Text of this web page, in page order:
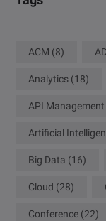
ACM (8)
Analytics (18)
API Management
Artificial
Big Data (16)
Cloud (28)
Conference (22)